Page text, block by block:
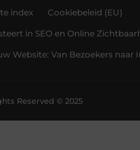
index Cookiebeleid (EU)
in SEO en Online
Website: Van Bezoekers naar
Reserved © 2025